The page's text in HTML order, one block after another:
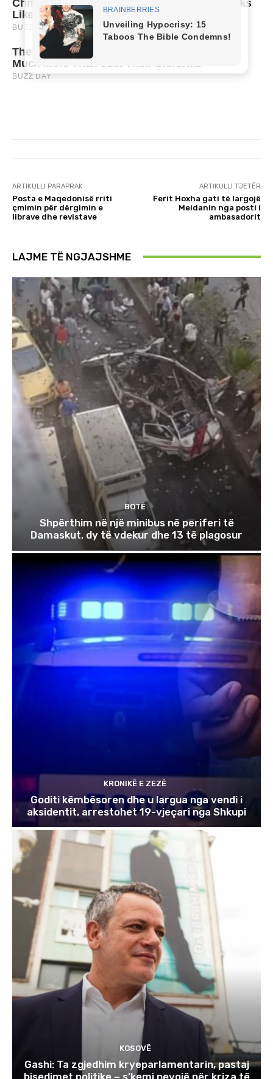
ARTIKULLI PARAPRAK
Posta e Maqedonisë rriti
çmimin për dërgimin e
librave dhe revistave
ARTIKULLI TJETËR
Ferit Hoxha gati të largojë
Meidanin nga posti i
ambasadorit
LAJME TË NGJAJSHME
BOTË
Shpërthim në një minibus në periferi të
Damaskut, dy të vdekur dhe 13 të plagosur
KRONIKË E ZEZË
Goditi këmbësoren dhe u largua nga vendi i
aksidentit, arrestohet 19-vjeçari nga Shkupi
KOSOVË
Gashi: Ta zgjedhim kryeparlamentarin, pastaj